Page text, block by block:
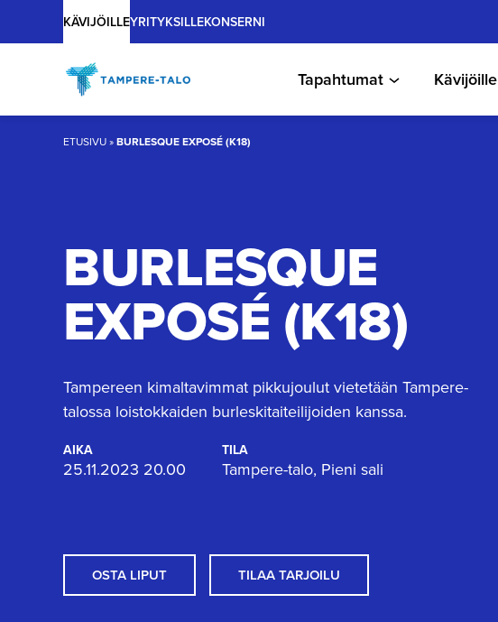
Main
KÄVIJÖILLE
Tapahtumat Kävijöille
YRITYKSILLEKONSERNI
ETUSIVU»BURLESQUE EXPOSÉ (K18)
BURLESQUE
EXPOSÉ (K18)
Tampereen kimaltavimmat pikkujoulut vietetään Tampere-
talossa loistokkaiden burleskitaiteilijoiden kanssa.
AIKA
25.11.2023 20.00
TILA
Tampere-talo, Pieni sali
OSTA LIPUT TILAA TARJOILU